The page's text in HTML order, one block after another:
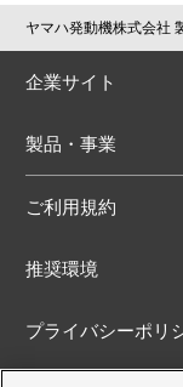
ヤマハ発動機株式会社
企業サイト
製品・事業
ご利用規約
推奨環境
プライバシーポリ